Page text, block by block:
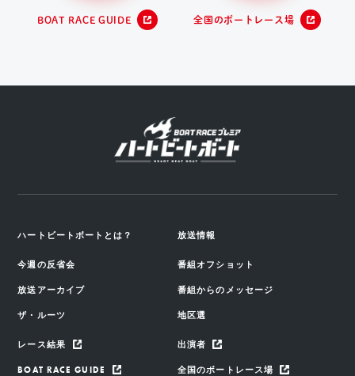
BOAT RACE GUIDE 全国のボートレース場
ハートビートボートとは？ 放送情報
今週の反省会 番組オフショット
放送アーカイブ 番組からのメッセージ
ザ・ルーツ 地区選
レース結果 出演者
BOAT RACE GUIDE 全国のボートレース場